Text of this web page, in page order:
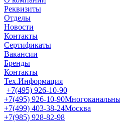
Реквизиты
Отделы
Новости
Контакты
Сертификаты
Вакансии
Бренды
Контакты
Тех.Информация
+7(495) 926-10-90
+7(495) 926-10-90
+7(499) 403-38-24Москва
+7(985) 928-82-98